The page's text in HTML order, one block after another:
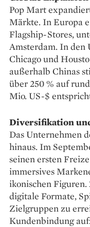
Pop Mart
Märkte. In Europa
Flagship-Stores,
Amsterdam. In den
Chicago und
außerhalb Chinas
über 250 % auf
Mio. US-$
Diversifikation
Das Unternehmen
hinaus. Im
seinen ersten
immersives
ikonischen
digitale Formate,
Zielgruppen zu
Kundenbindung